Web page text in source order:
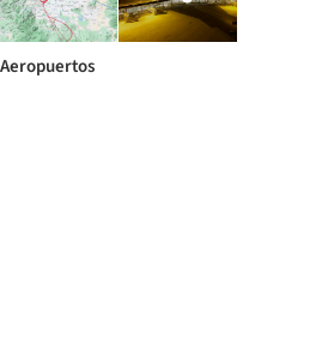
Aeropuertos